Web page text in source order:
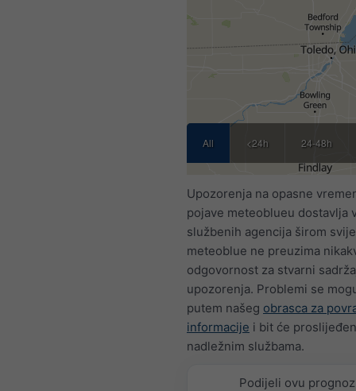
All <24h 24-48h
Upozorenja na opasne
pojave meteoblueu dostavlja
službenih agencija širom
meteoblue ne preuzima
odgovornost za stvarni
upozorenja. Problemi se
putem našeg obrasca za
informacije i bit će
nadležnim službama.
Podijeli ovu